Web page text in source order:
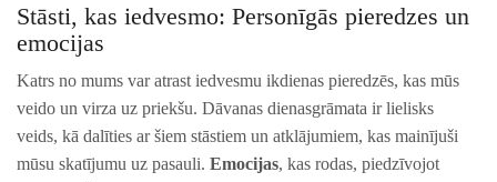
Stāsti, kas iedvesmo: Personīgās pieredzes un
emocijas
Katrs no mums var atrast iedvesmu ikdienas pieredzēs, kas mūs
‍veido un virza⁢ uz priekšu. Dāvanas dienasgrāmata ir lielisks
veids, kā dalīties ar​ šiem stāstiem un atklājumiem, kas mainījuši
mūsu skatījumu uz pasauli. Emocijas, kas rodas, piedzīvojot